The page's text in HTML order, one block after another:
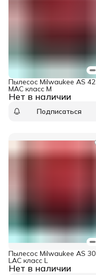
Нет в наличии
Пылесос Milwaukee AS 42
MAC класс M
Подписаться
Нет в наличии
Пылесос Milwaukee AS 30
LAC класс L